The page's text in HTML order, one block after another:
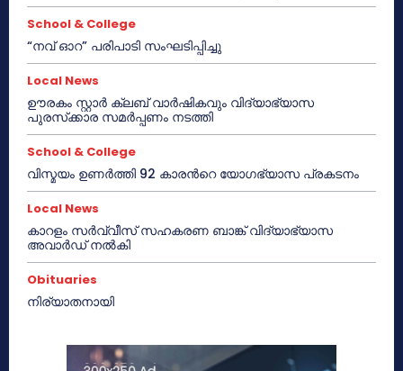
School & College
“നവ് ഓറ” പരിപാടി സംഘടിപ്പിച്ചു
Local News
ഊരകം സ്റ്റാർ ക്ലബ് വാർഷികവും വിദ്യാഭ്യാസ
പുരസ്‌ക്കാര സമർപ്പണം നടത്തി
School & College
വിസ്മയം ഉണർത്തി 92 കാരൻറെ യോഗഭ്യാസ പ്രകടനം
Local News
കാറളം സർവ്വീസ് സഹകരണ ബാങ്ക് വിദ്യാഭ്യാസ
അവാർഡ് നൽകി
Obituaries
നിര്യാതനായി